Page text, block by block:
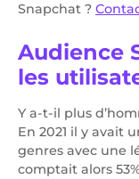
Snapchat ?
Audience
les
Y a-t-il plus
En 2021 il y avait
genres avec une
comptait alors